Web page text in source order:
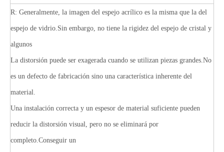
R: Generalmente, la imagen del espejo acrílico es la misma que la del
espejo de vidrio.Sin embargo, no tiene la rigidez del espejo de cristal y
algunos
La distorsión puede ser exagerada cuando se utilizan piezas grandes.No
es un defecto de fabricación sino una característica inherente del
material.
Una instalación correcta y un espesor de material suficiente pueden
reducir la distorsión visual, pero no se eliminará por
completo.Conseguir un